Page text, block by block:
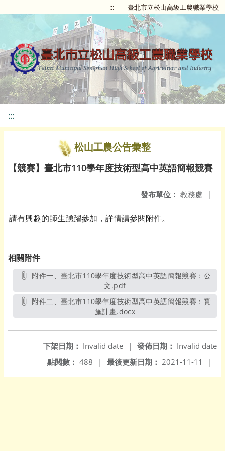
::: 臺北市立松山高級工農職業學校
:::
松山工農公告彙整
【競賽】臺北市110學年度技術型高中英語簡報競賽
發布單位： 教務處 |
請有興趣的師生踴躍參加，詳情請參閱附件。
相關附件
附件一、臺北市110學年度技術型高中英語簡報競賽：公
文.pdf另開新視窗
附件二、臺北市110學年度技術型高中英語簡報競賽：實
施計畫.docx
發佈日期： Invalid date
下架日期： Invalid date
|
最後更新日期： 2021-11-11 |
點閱數： 488 |